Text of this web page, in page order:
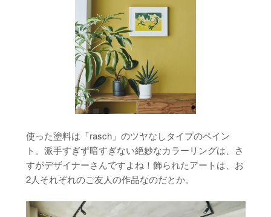
使った塗料は「rasch」のツヤなしタイプのペイン
ト。派手すぎず暗すぎない絶妙なカラーリングは、さ
すがデザイナーさんですよね！飾られたアートは、お
2人それぞれのご友人の作品なのだとか。